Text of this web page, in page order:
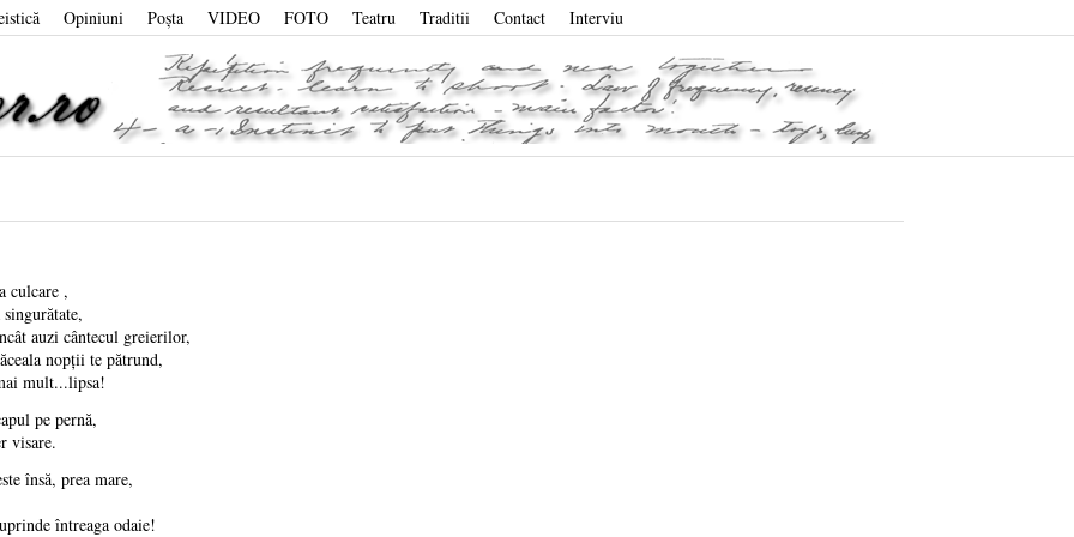
Opiniuni Poşta VIDEO FOTO Teatru Traditii Contact Interviu
culcare ,
auzi cântecul greierilor,
nopţii te pătrund,
mult...lipsa!
pe pernă,
visare.
însă, prea mare,
întreaga odaie!